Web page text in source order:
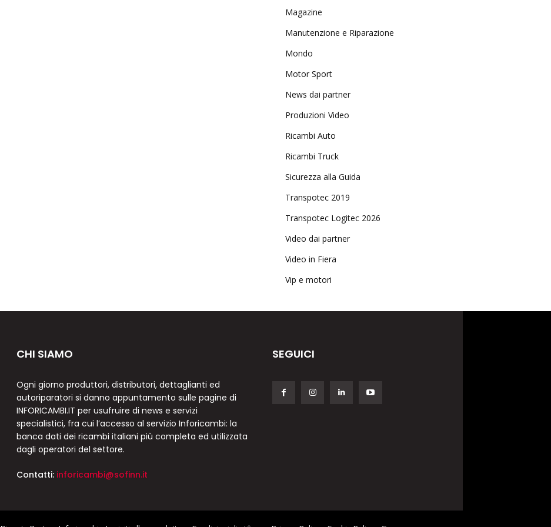
Magazine
Manutenzione e Riparazione
Mondo
Motor Sport
News dai partner
Produzioni Video
Ricambi Auto
Ricambi Truck
Sicurezza alla Guida
Transpotec 2019
Transpotec Logitec 2026
Video dai partner
Video in Fiera
Vip e motori
CHI SIAMO
Ogni giorno produttori, distributori, dettaglianti ed
autoriparatori si danno appuntamento sulle pagine di
INFORICAMBI.IT per usufruire di news e servizi
specialistici, fra cui l’accesso al servizio Inforicambi: la
banca dati dei ricambi italiani più completa ed utilizzata
dagli operatori del settore.
Contatti: inforicambi@sofinn.it
SEGUICI